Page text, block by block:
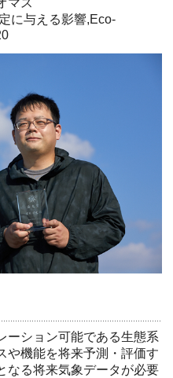
マス
える影響,Eco-
ーション可能である生態系
や機能を将来予測・評価す
なる将来気象データが必要